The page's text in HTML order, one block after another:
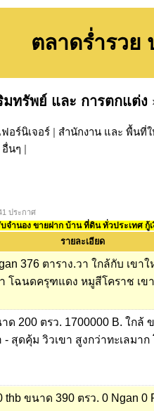
ตลาดร่ำรวย
ทรัพย์ และ การตกแต่ง
ฟอร์นิเจอร์ | สำนักงาน และ พื้นที่ใ
นๆ |
ประกาศ
จำนอง ขายฝาก บ้าน ที่ดิน ทั่วประเทศ กู้
รายละเอียด
376 ตาราง.วา ใกล้กับ เขา
โฉนดครุฑแดง หมูสีโคราช เข
200 ตรว. 1700000 B. ใกล้
- สุดคุ้ม วิวเขา สูงกว่าทะเลมา
thb ขนาด 390 ตรว. 0 Ngan 0